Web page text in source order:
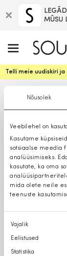
Nõusolek
Veebilehel on
Kasutame
sotsiaalse meedia
analüüsimiseks.
kasutate, ka oma
mida olete neile
teenuste
Nõusoleku
valik
Vajalik
Eelistused
Statistika
MŪSU
Telli meie uudiskiri